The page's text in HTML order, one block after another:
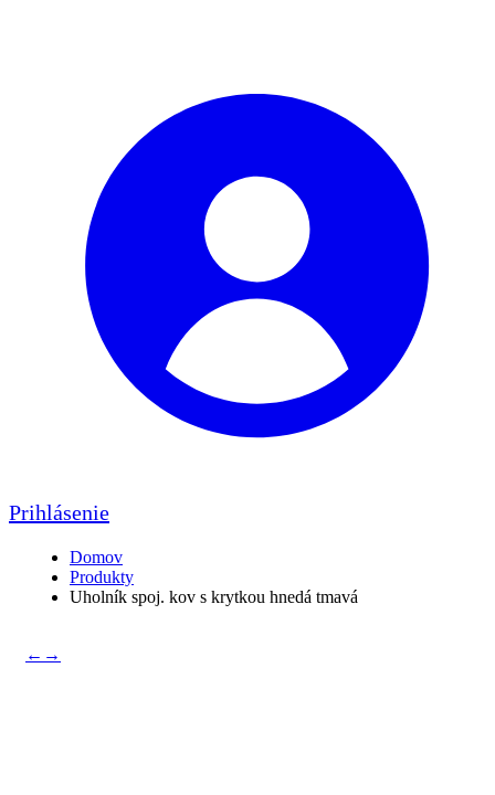
Prihlásenie
Domov
Produkty
Uholník spoj. kov s krytkou hnedá tmavá
← →